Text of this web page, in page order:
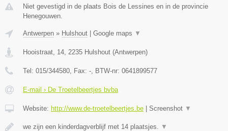
Niet gevestigd in de plaats Bois de Lessines en in de provincie
Henegouwen.
Antwerpen » Hulshout Google maps ▼
Hooistraat, 14 2235 Hulshout (Antwerpen)
Tel: 015/344580 , Fax: - , BTW-nr: 0641899577
E-mail › De Troetelbeertjes bvba
Website: http://www.de-troetelbeertjes.be Screenshot ▼
we zijn een kinderdagverblijf met 14 plaatsjes. ▼